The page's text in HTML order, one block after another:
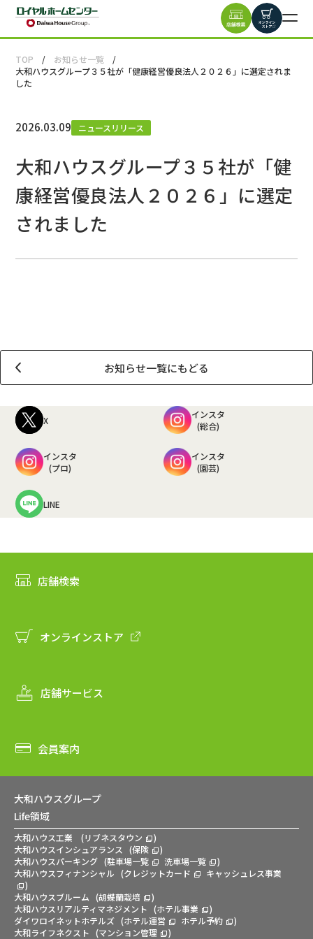
TOP
お知らせ一覧
大和ハウスグループ３５社が「健康経営優良法人２０２６」に選定されま
した
2026.03.09 ニュースリリース
大和ハウスグループ３５社が「健
康経営優良法人２０２６」に選定
されました
お知らせ一覧にもどる
X
インスタ
(総合)
インスタ
(プロ)
インスタ
(園芸)
LINE
店舗検索
オンラインストア
店舗サービス
会員案内
大和ハウスグループ
Life領域
大和ハウス工業 (リブネスタウン
)
大和ハウスインシュアランス
(保険
)
大和ハウスパーキング (駐車場一覧 洗車場一覧
)
大和ハウスフィナンシャル (クレジットカード
キャッシュレス事業
)
大和ハウスブルーム (胡蝶蘭栽培
)
大和ハウスリアルティマネジメント (ホテル事業
)
ダイワロイネットホテルズ (ホテル運営 ホテル予約
)
大和ライフネクスト (マンション管理
)